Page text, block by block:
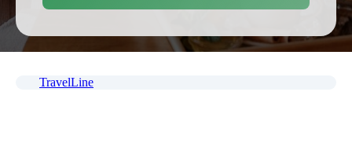
TravelLine